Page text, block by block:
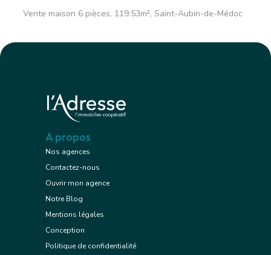
Vente maison 6 pièces, 119.53m², Saint-Aubin-de-Médoc
A propos
Nos agences
Contactez-nous
Ouvrir mon agence
Notre Blog
Mentions légales
Conception
Politique de confidentialité